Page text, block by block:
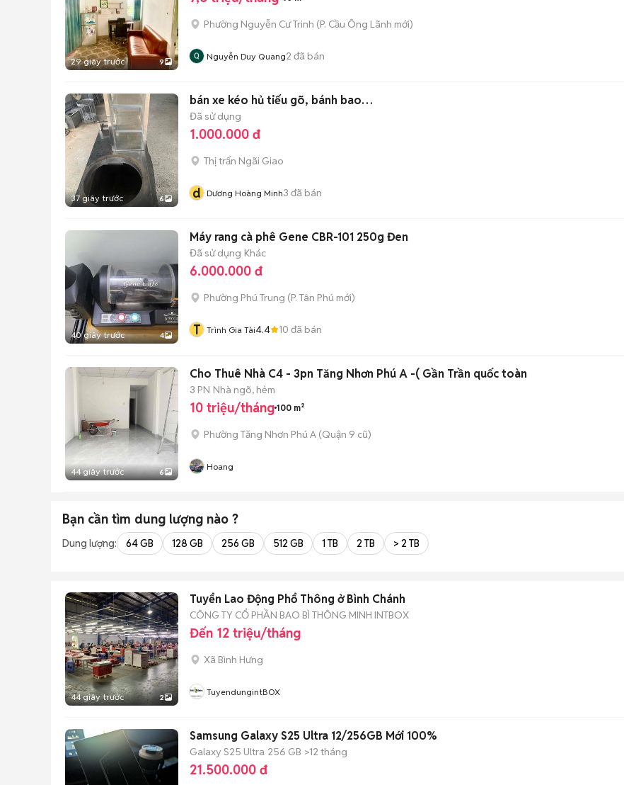
29 giây trước 9
Phường Nguyễn Cư Trinh (P. Cầu Ông Lãnh mới)
Nguyễn Duy Quang2 đã bán
37 giây trước 6
bán xe kéo hủ tiếu gõ, bánh bao…
Đã sử dụng
1.000.000 đ
Thị trấn Ngãi Giao
d Dương Hoàng Minh3 đã bán
40 giây trước 4
Máy rang cà phê Gene CBR-101 250g Đen
Đã sử dụng Khác
6.000.000 đ
Phường Phú Trung (P. Tân Phú mới)
T Trình Gia Tài4.4 10 đã bán
44 giây trước 6
Cho Thuê Nhà C4 - 3pn Tăng Nhơn Phú A -( Gần Trần quốc toàn
3 PN Nhà ngõ, hẻm
10 triệu/tháng 100 m²
Phường Tăng Nhơn Phú A (Quận 9 cũ)
Hoang
Bạn cần tìm dung lượng nào ?
Dung lượng: 64 GB 128 GB 256 GB 512 GB 1 TB 2 TB > 2 TB
44 giây trước 2
Tuyển Lao Động Phổ Thông ở Bình Chánh
CÔNG TY CỔ PHẦN BAO BÌ THÔNG MINH INTBOX
Đến 12 triệu/tháng
Xã Bình Hưng
TuyendungintBOX
Samsung Galaxy S25 Ultra 12/256GB Mới 100%
Galaxy S25 Ultra 256 GB >12 tháng
21.500.000 đ